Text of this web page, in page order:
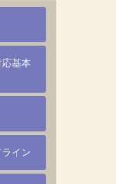
基本
イン